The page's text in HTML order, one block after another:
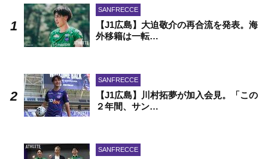
SANFRECCE
【J1広島】大迫敬介の再合流を発表。海
外移籍は一転…
SANFRECCE
【J1広島】川村拓夢が加入会見。「この
２年間、サン…
SANFRECCE